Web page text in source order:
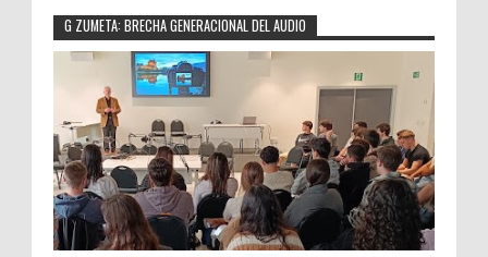
G ZUMETA: BRECHA GENERACIONAL DEL AUDIO